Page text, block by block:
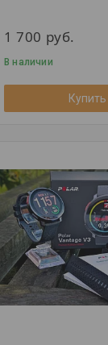
1 700 руб.
В наличии
Купить